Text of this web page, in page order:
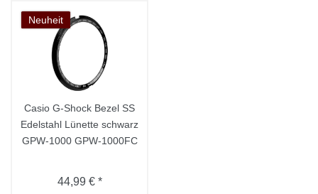
Neuheit
Casio G-Shock Bezel SS
Edelstahl Lünette schwarz
GPW-1000 GPW-1000FC
44,99 € *